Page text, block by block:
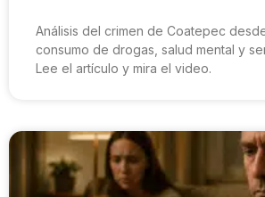
Análisis del crimen de Coatepec
consumo de drogas, salud mental y
Lee el artículo y mira el video.